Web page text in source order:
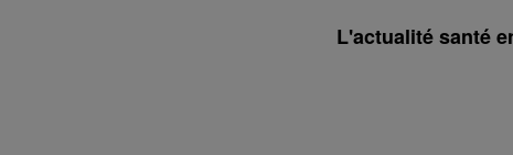
L'actualité santé